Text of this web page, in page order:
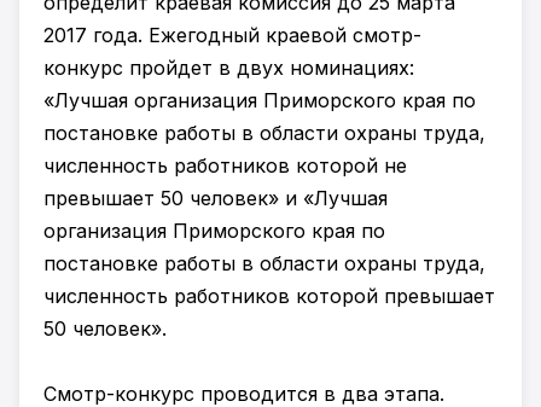
2017 года. Ежегодный краевой смотр-
конкурс пройдет в двух номинациях:
«Лучшая организация Приморского края по
постановке работы в области охраны труда,
численность работников которой не
превышает 50 человек» и «Лучшая
организация Приморского края по
постановке работы в области охраны труда,
численность работников которой превышает
50 человек».
Смотр-конкурс проводится в два этапа.